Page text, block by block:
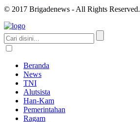
© 2017 Brigadenews - All Rights Reserved.
Beranda
News
TNI
Alutsista
Han-Kam
Pemerintahan
Ragam